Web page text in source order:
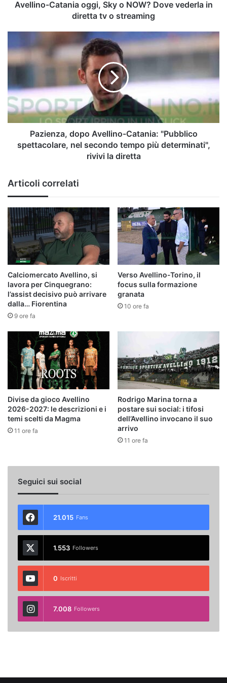
diretta
Avellino-Catania oggi, Sky o NOW? Dove vederla in
diretta tv o streaming
dopo
Catania:
spettacolare,
nel
secondo
tempo
determinati",
Pazienza, dopo Avellino-Catania: "Pubblico
spettacolare, nel secondo tempo più determinati",
rivivi la diretta
Articoli correlati
Calciomercato Avellino, si
lavora per Cinquegrano:
l’assist decisivo può arrivare
dalla… Fiorentina
9 ore fa
Verso Avellino-Torino, il
focus sulla formazione
granata
10 ore fa
Divise da gioco Avellino
2026-2027: le descrizioni e i
temi scelti da Magma
11 ore fa
Rodrigo Marina torna a
postare sui social: i tifosi
dell’Avellino invocano il suo
arrivo
11 ore fa
Seguici sui social
21.015 Fans
1.553 Followers
0 Iscritti
7.008 Followers